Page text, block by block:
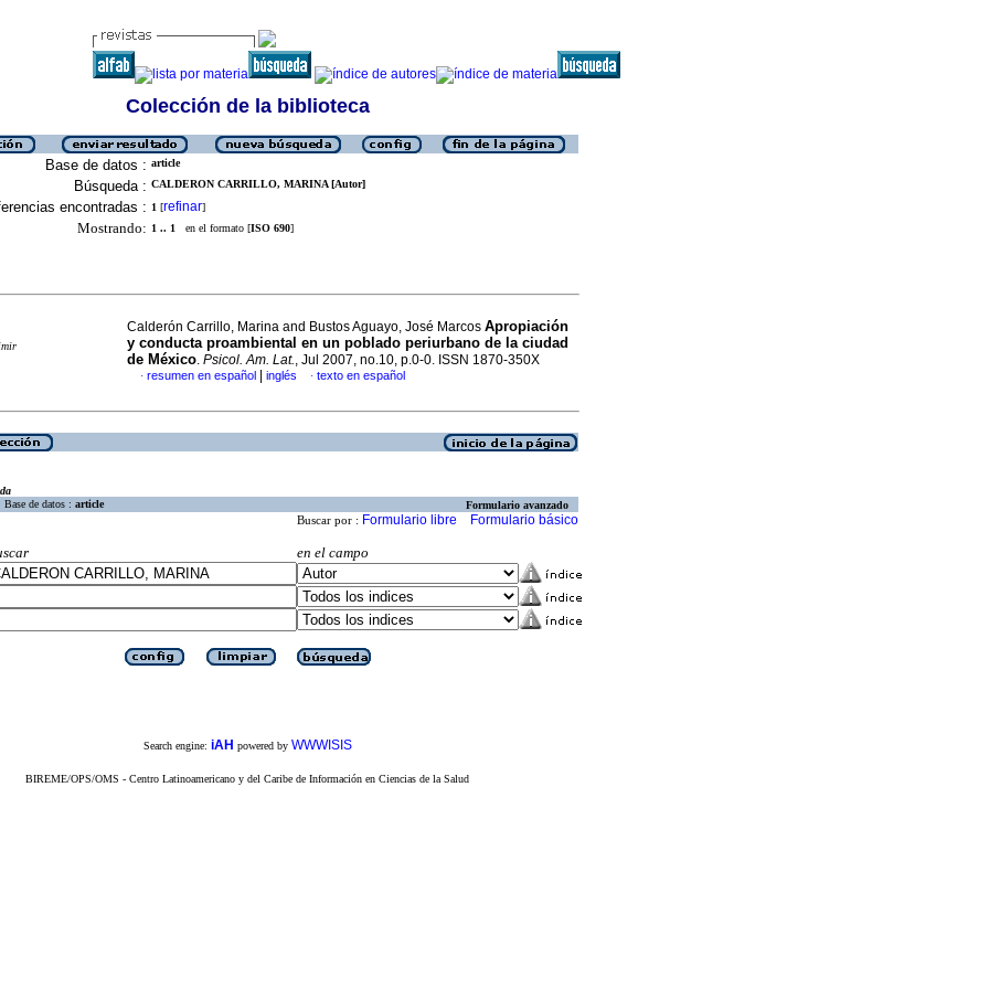
Colección de la biblioteca
Base de datos : article
Búsqueda : CALDERON CARRILLO, MARINA [Autor]
encontradas : 1 [refinar]
Mostrando: 1 .. 1 en el formato [ISO 690]
Calderón Carrillo, Marina and Bustos Aguayo, José Marcos Apropiación
y conducta proambiental en un poblado periurbano de la ciudad
de México. Psicol. Am. Lat., Jul 2007, no.10, p.0-0. ISSN 1870-350X
· resumen en español inglés · texto en español
Base de datos : article Formulario avanzado
Buscar por : Formulario libre Formulario básico
en el campo
Search engine: iAH powered by WWWISIS
BIREME/OPS/OMS - Centro Latinoamericano y del Caribe de Información en Ciencias de la Salud